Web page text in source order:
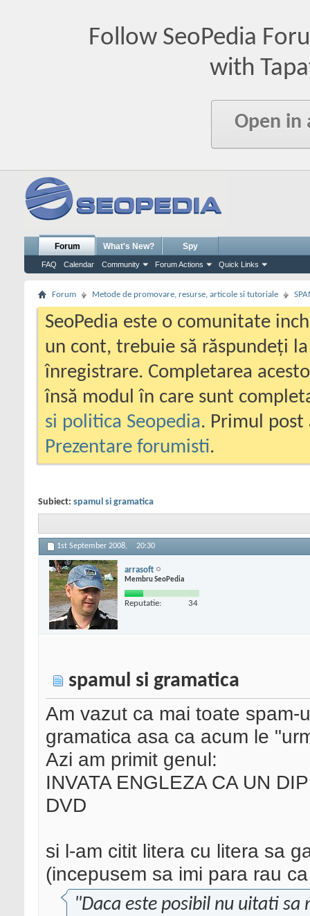
Follow SeoPedia
with
Open in
Forum
FAQ Calendar Community Forum Actions Quick Links
What's New? Spy
Forum Metode de promovare, resurse, articole si tutoriale
SeoPedia este o comunitate
un cont, trebuie să răspundeți
înregistrare. Completarea
însă modul în care sunt
si politica Seopedia. Primul
Prezentare forumisti.
Subiect: spamul si gramatica
1st September 2008, 20:30
arrasoft
Membru SeoPedia
Reputatie: 34
spamul si gramatica
Am vazut ca mai toate spam-
gramatica asa ca acum le
Azi am primit genul:
INVATA ENGLEZA CA UN
DVD
si l-am citit litera cu litera sa
(incepusem sa imi para rau
"Daca este posibil nu uitati